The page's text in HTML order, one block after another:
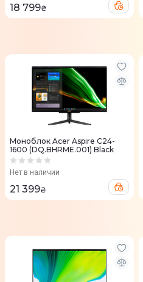
18 799₴
Моноблок Acer Aspire C24-
1600 (DQ.BHRME.001) Black
Нет в наличии
21 399₴